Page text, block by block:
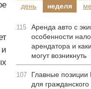
день
неделя
115
Аренда авто с
особенности
арендатора и
могут возникнуть
107
Главные
для